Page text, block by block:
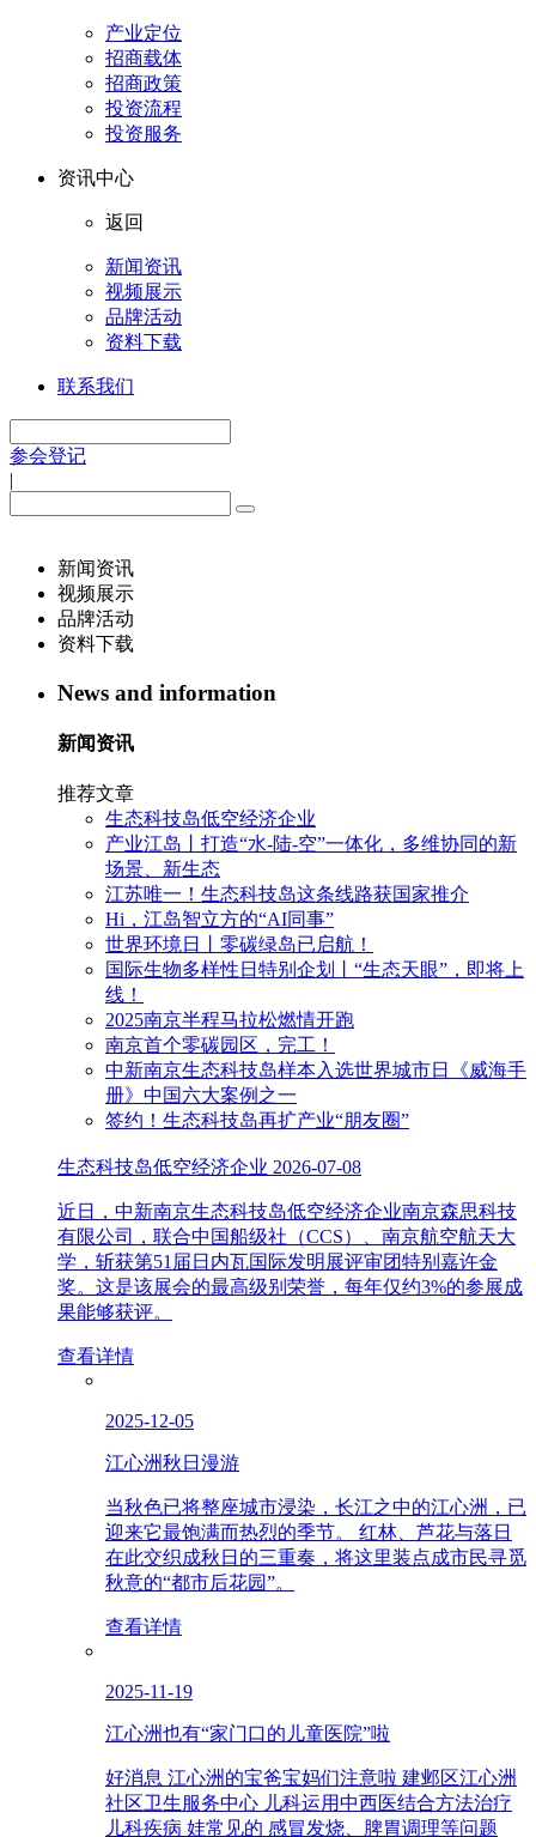
产业定位
招商载体
招商政策
投资流程
投资服务
资讯中心
返回
新闻资讯
视频展示
品牌活动
资料下载
联系我们
参会登记
|
新闻资讯
视频展示
品牌活动
资料下载
News and information
新闻资讯
推荐文章
生态科技岛低空经济企业
产业江岛丨打造“水-陆-空”一体化，多维协同的新
场景、新生态
江苏唯一！生态科技岛这条线路获国家推介
Hi，江岛智立方的“AI同事”
世界环境日丨零碳绿岛已启航！
国际生物多样性日特别企划丨“生态天眼”，即将上
线！
2025南京半程马拉松燃情开跑
南京首个零碳园区，完工！
中新南京生态科技岛样本入选世界城市日《威海手
册》中国六大案例之一
签约！生态科技岛再扩产业“朋友圈”
生态科技岛低空经济企业 2026-07-08
近日，中新南京生态科技岛低空经济企业南京森思科技
有限公司，联合中国船级社（CCS）、南京航空航天大
学，斩获第51届日内瓦国际发明展评审团特别嘉许金
奖。这是该展会的最高级别荣誉，每年仅约3%的参展成
果能够获评。
查看详情
2025-12-05
江心洲秋日漫游
当秋色已将整座城市浸染，长江之中的江心洲，已
迎来它最饱满而热烈的季节。 红林、芦花与落日
在此交织成秋日的三重奏，将这里装点成市民寻觅
秋意的“都市后花园”。
查看详情
2025-11-19
江心洲也有“家门口的儿童医院”啦
好消息 江心洲的宝爸宝妈们注意啦 建邺区江心洲
社区卫生服务中心 儿科运用中西医结合方法治疗
儿科疾病 娃常见的 感冒发烧、脾胃调理等问题